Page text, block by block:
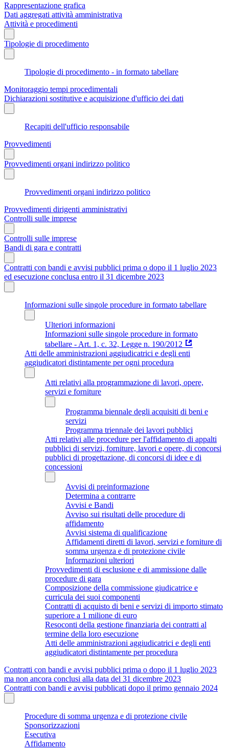
Rappresentazione grafica
Dati aggregati attività amministrativa
Attività e procedimenti
Tipologie di procedimento
Tipologie di procedimento - in formato tabellare
Monitoraggio tempi procedimentali
Dichiarazioni sostitutive e acquisizione d'ufficio dei dati
Recapiti dell'ufficio responsabile
Provvedimenti
Provvedimenti organi indirizzo politico
Provvedimenti organi indirizzo politico
Provvedimenti dirigenti amministrativi
Controlli sulle imprese
Controlli sulle imprese
Bandi di gara e contratti
Contratti con bandi e avvisi pubblici prima o dopo il 1 luglio 2023
ed esecuzione conclusa entro il 31 dicembre 2023
Informazioni sulle singole procedure in formato tabellare
Ulteriori informazioni
Informazioni sulle singole procedure in formato
tabellare - Art. 1, c. 32, Legge n. 190/2012
Atti delle amministrazioni aggiudicatrici e degli enti
aggiudicatori distintamente per ogni procedura
Atti relativi alla programmazione di lavori, opere,
servizi e forniture
Programma biennale degli acquisiti di beni e
servizi
Programma triennale dei lavori pubblici
Atti relativi alle procedure per l'affidamento di appalti
pubblici di servizi, forniture, lavori e opere, di concorsi
pubblici di progettazione, di concorsi di idee e di
concessioni
Avvisi di preinformazione
Determina a contrarre
Avvisi e Bandi
Avviso sui risultati delle procedure di
affidamento
Avvisi sistema di qualificazione
Affidamenti diretti di lavori, servizi e forniture di
somma urgenza e di protezione civile
Informazioni ulteriori
Provvedimenti di esclusione e di ammissione dalle
procedure di gara
Composizione della commissione giudicatrice e
curricula dei suoi componenti
Contratti di acquisto di beni e servizi di importo stimato
superiore a 1 milione di euro
Resoconti della gestione finanziaria dei contratti al
termine della loro esecuzione
Atti delle amministrazioni aggiudicatrici e degli enti
aggiudicatori distintamente per procedura
Contratti con bandi e avvisi pubblici prima o dopo il 1 luglio 2023
ma non ancora conclusi alla data del 31 dicembre 2023
Contratti con bandi e avvisi pubblicati dopo il primo gennaio 2024
Procedure di somma urgenza e di protezione civile
Sponsorizzazioni
Esecutiva
Affidamento